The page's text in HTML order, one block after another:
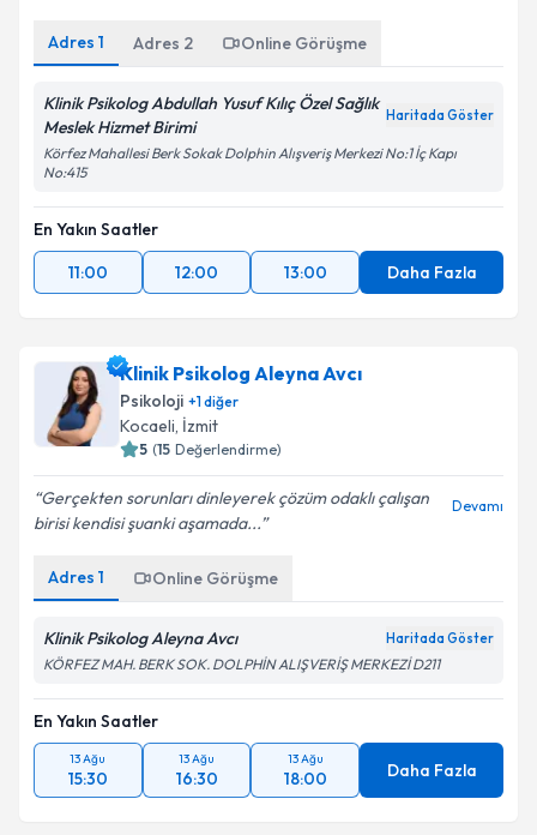
Adres 1 Adres 2 Online Görüşme
Klinik Psikolog Abdullah Yusuf Kılıç Özel Sağlık
Meslek Hizmet Birimi
Haritada Göster
Körfez Mahallesi Berk Sokak Dolphin Alışveriş Merkezi No:1 İç Kapı
No:415
En Yakın Saatler
11:00
12:00 13:00 Daha Fazla
Klinik Psikolog Aleyna Avcı
Psikoloji +1diğer
Kocaeli, İzmit
5 (15 Değerlendirme)
Gerçekten sorunları dinleyerek çözüm odaklı çalışan
birisi kendisi şuanki aşamada...
Devamı
Adres 1 Online Görüşme
Klinik Psikolog Aleyna Avcı Haritada Göster
KÖRFEZ MAH. BERK SOK. DOLPHİN ALIŞVERİŞ MERKEZİ D211
En Yakın Saatler
13 Ağu
15:30
13 Ağu
16:30
13 Ağu
18:00 Daha Fazla